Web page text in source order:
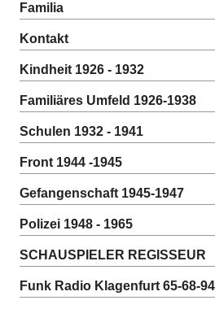
Familia
Kontakt
Kindheit 1926 - 1932
Familiäres Umfeld 1926-1938
Schulen 1932 - 1941
Front 1944 -1945
Gefangenschaft 1945-1947
Polizei 1948 - 1965
SCHAUSPIELER REGISSEUR
Funk Radio Klagenfurt 65-68-